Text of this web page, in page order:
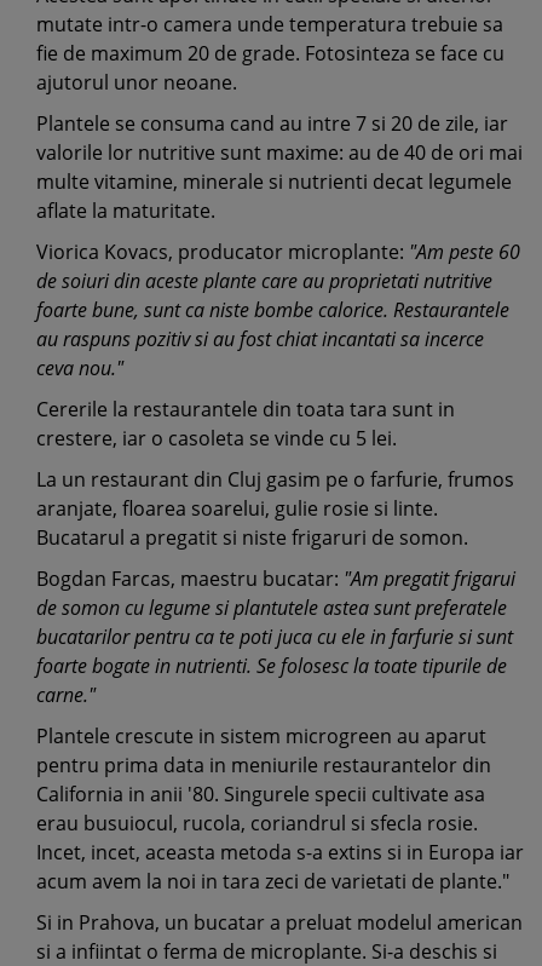
mutate intr-o camera unde temperatura trebuie sa
fie de maximum 20 de grade. Fotosinteza se face cu
ajutorul unor neoane.
Plantele se consuma cand au intre 7 si 20 de zile, iar
valorile lor nutritive sunt maxime: au de 40 de ori mai
multe vitamine, minerale si nutrienti decat legumele
aflate la maturitate.
Viorica Kovacs, producator microplante: "Am peste 60
de soiuri din aceste plante care au proprietati nutritive
foarte bune, sunt ca niste bombe calorice. Restaurantele
au raspuns pozitiv si au fost chiat incantati sa incerce
ceva nou."
Cererile la restaurantele din toata tara sunt in
crestere, iar o casoleta se vinde cu 5 lei.
La un restaurant din Cluj gasim pe o farfurie, frumos
aranjate, floarea soarelui, gulie rosie si linte.
Bucatarul a pregatit si niste frigaruri de somon.
Bogdan Farcas, maestru bucatar: "Am pregatit frigarui
de somon cu legume si plantutele astea sunt preferatele
bucatarilor pentru ca te poti juca cu ele in farfurie si sunt
foarte bogate in nutrienti. Se folosesc la toate tipurile de
carne."
Plantele crescute in sistem microgreen au aparut
pentru prima data in meniurile restaurantelor din
California in anii '80. Singurele specii cultivate asa
erau busuiocul, rucola, coriandrul si sfecla rosie.
Incet, incet, aceasta metoda s-a extins si in Europa iar
acum avem la noi in tara zeci de varietati de plante."
Si in Prahova, un bucatar a preluat modelul american
si a infiintat o ferma de microplante. Si-a deschis si